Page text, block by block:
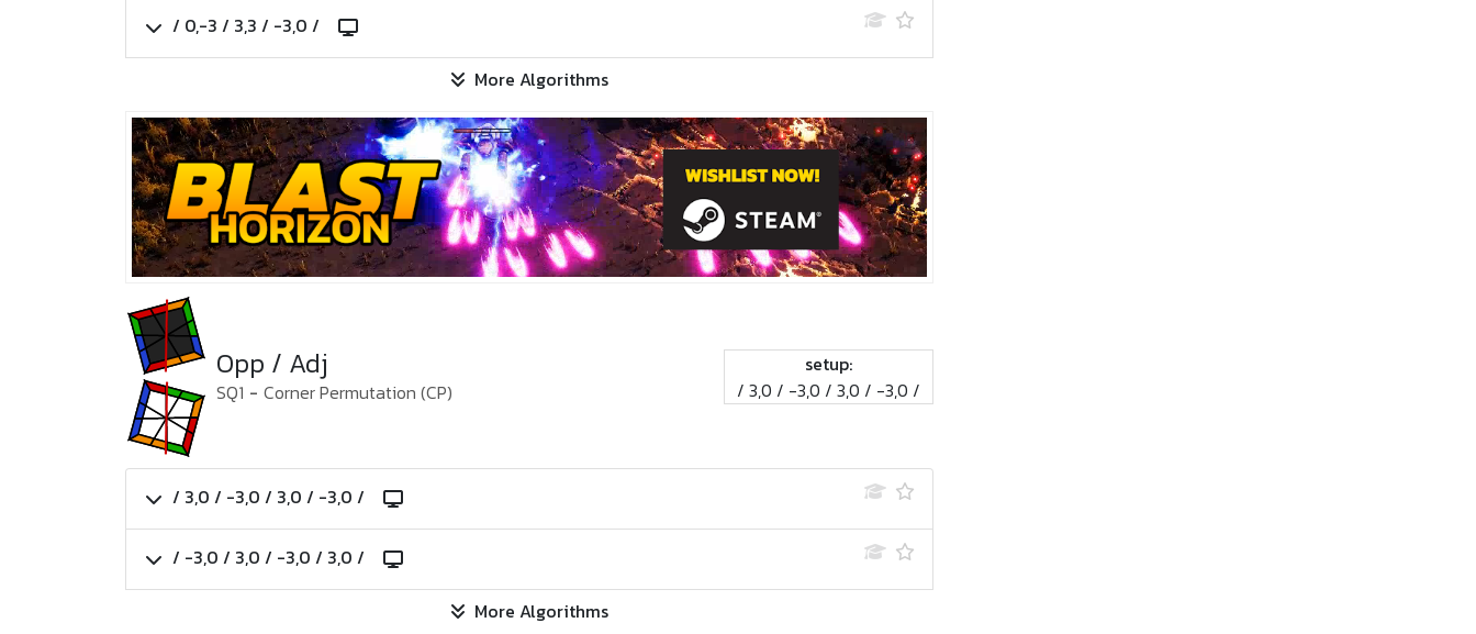
/ 0,-3 / 3,3 / -3,0 /
More Algorithms
Opp / Adj
SQ1 - Corner Permutation (CP)
setup:
/ 3,0 / -3,0 / 3,0 / -3,0 /
/ 3,0 / -3,0 / 3,0 / -3,0 /
/ -3,0 / 3,0 / -3,0 / 3,0 /
More Algorithms